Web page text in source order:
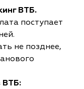
ВТБ.
поступает
не позднее,
ВТБ: